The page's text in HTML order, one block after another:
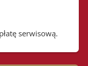
serwisową.